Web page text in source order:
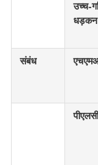
उच्च-
धड़कन
संबंध
पीएलसी